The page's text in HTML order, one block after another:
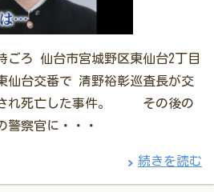
ごろ 仙台市宮城野区東仙台2丁目
仙台交番で 清野裕彰巡査長が交
され死亡した事件。 その後の
警察官に・・・
続きを読む